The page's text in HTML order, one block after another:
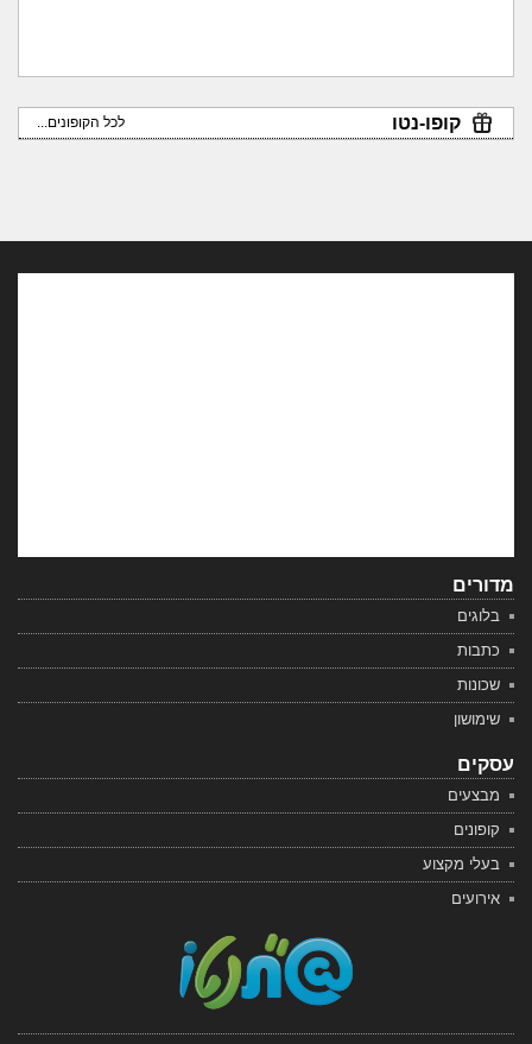
קופו-נטו לכל הקופונים...
מדורים
בלוגים
כתבות
שכונות
שימושון
עסקים
מבצעים
קופונים
בעלי מקצוע
אירועים